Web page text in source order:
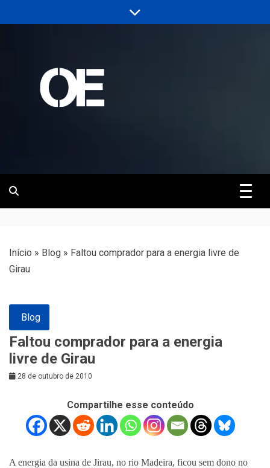
to
Revista | O
Empreiteiro
Início » Blog » Faltou comprador para a energia livre de
Girau
Blog
Faltou comprador para a energia
livre de Girau
28 de outubro de 2010
Compartilhe esse conteúdo
A energia da usina de Jirau, no rio Madeira, ficou sem dono no